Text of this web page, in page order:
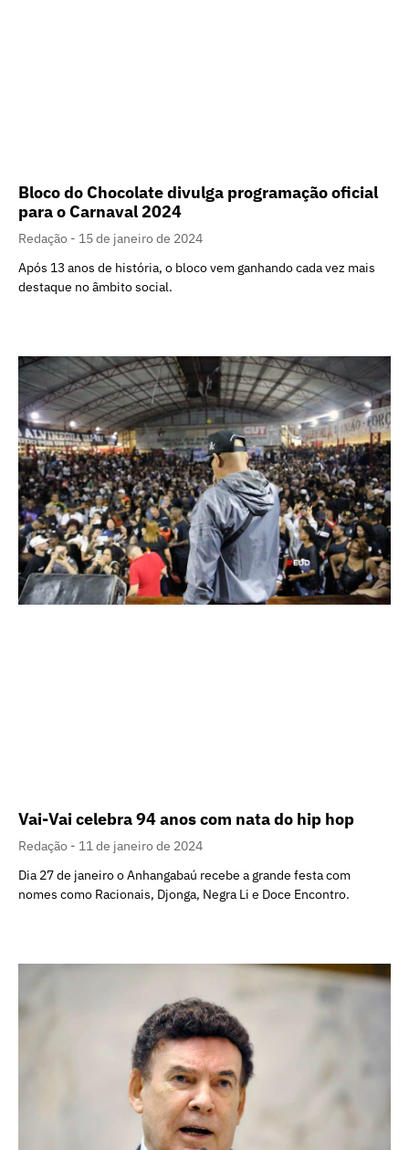
Bloco do Chocolate divulga programação oficial
para o Carnaval 2024
Redação
15 de janeiro de 2024
Após 13 anos de história, o bloco vem ganhando cada vez mais
destaque no âmbito social.
Vai-Vai celebra 94 anos com nata do hip hop
Redação
11 de janeiro de 2024
Dia 27 de janeiro o Anhangabaú recebe a grande festa com
nomes como Racionais, Djonga, Negra Li e Doce Encontro.